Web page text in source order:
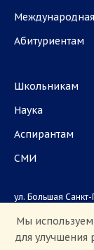
Международная
Абитуриентам
Школьникам
Наука
Аспирантам
СМИ
ул. Большая
Приемная
Мы
для улучшения